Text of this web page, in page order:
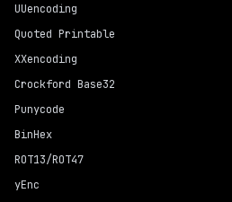
UUencoding
Quoted Printable
XXencoding
Crockford Base32
Punycode
BinHex
ROT13/ROT47
yEnc